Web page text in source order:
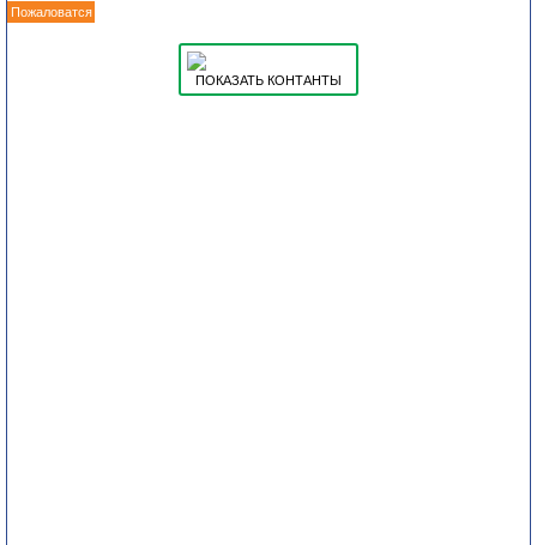
Пожаловатся
ПОКАЗАТЬ КОНТАНТЫ